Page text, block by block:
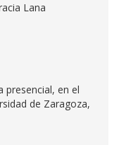
Lana
presencial, en el
de Zaragoza,